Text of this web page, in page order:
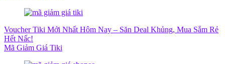
Voucher Tiki Mới Nhất Hôm Nay – Săn Deal Khủng, Mua Sắm Rẻ
Hết Nấc!
Mã Giảm Giá Tiki